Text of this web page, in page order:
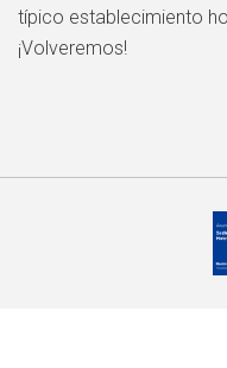
típico establecimiento
¡Volveremos!